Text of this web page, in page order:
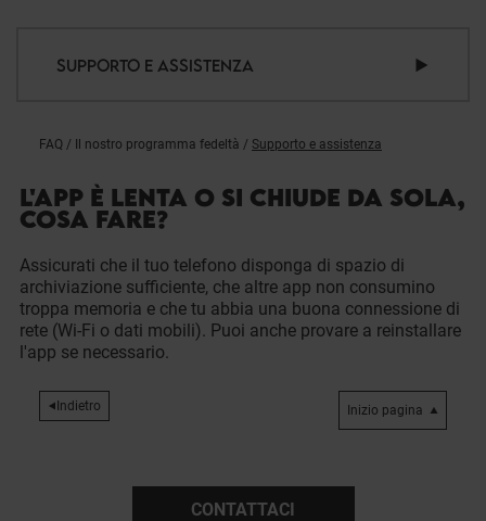
SUPPORTO E ASSISTENZA
FAQ / Il nostro programma fedeltà / Supporto e assistenza
L'APP È LENTA O SI CHIUDE DA SOLA,
COSA FARE?
Assicurati che il tuo telefono disponga di spazio di
archiviazione sufficiente, che altre app non consumino
troppa memoria e che tu abbia una buona connessione di
rete (Wi-Fi o dati mobili). Puoi anche provare a reinstallare
l'app se necessario.
Indietro Inizio pagina
CONTATTACI